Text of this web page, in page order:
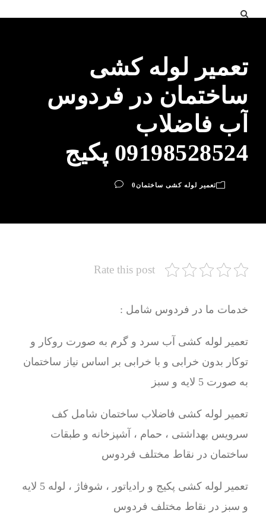
تعمیر لوله کشی
ساختمان در فردوس
آب فاضلاب
09198528524 پکیج
تعمیر لوله کشی ساختمان0
Rate this post
خدمات ما در فردوس شامل :
تعمیر لوله کشی آب سرد و گرم به صورت روکار و
توکار بدون خرابی و با خرابی بر اساس نیاز ساختمان
به صورت 5 لایه و سبز
تعمیر لوله کشی فاضلاب ساختمان شامل کف
سرویس بهداشتی ، حمام ، آشپزخانه و طبقات
ساختمان در نقاط مختلف فردوس
تعمیر لوله کشی پکیج و رادیاتور ، شوفاژ ، لوله 5 لایه
و سبز در نقاط مختلف فردوس